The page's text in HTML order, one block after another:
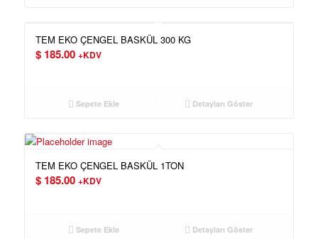
TEM EKO ÇENGEL BASKÜL 300 KG
$185.00 +KDV
Sepete Ekle Detayları Göster
TEM EKO ÇENGEL BASKÜL 1TON
$185.00 +KDV
Sepete Ekle Detayları Göster